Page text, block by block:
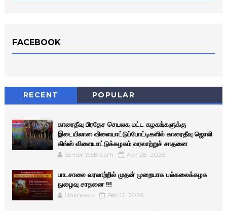
FACEBOOK
RECENT POPULAR
காரைதீவு பிரதேச செயலக மட்ட கழகங்களுக்கு
இடையிலான விளையாட்டுப்போட்டிகளில் காரைதீவு ஜொலி
கிங்ஸ் விளையாட்டுக்கழகம் வரலாற்றுச் சாதனை
Senior WebTeam Apr 28, 2026
பாடசாலை வரலாற்றில் முதன் முறையாக பல்கலைக்கழக
நுழைவு சாதனை !!!
Unknown Feb 12, 2026